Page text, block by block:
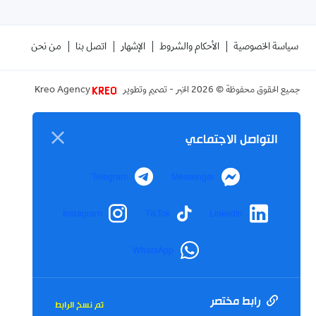
سياسة الخصوصية الأحكام والشروط الإشهار اتصل بنا من نحن
جميع الحقوق محفوظة © 2026 الخبر - تصميم وتطوير Kreo Agency
التواصل الاجتماعي
Messenger
Telegram
LinkedIn
TikTok
Instagram
WhatsApp
رابط مختصر تم نسخ الرابط